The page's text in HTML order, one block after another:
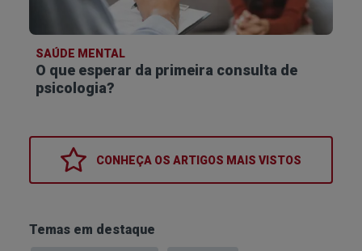
SAÚDE MENTAL
O que esperar da primeira consulta de
psicologia?
CONHEÇA OS ARTIGOS MAIS VISTOS
Temas em destaque